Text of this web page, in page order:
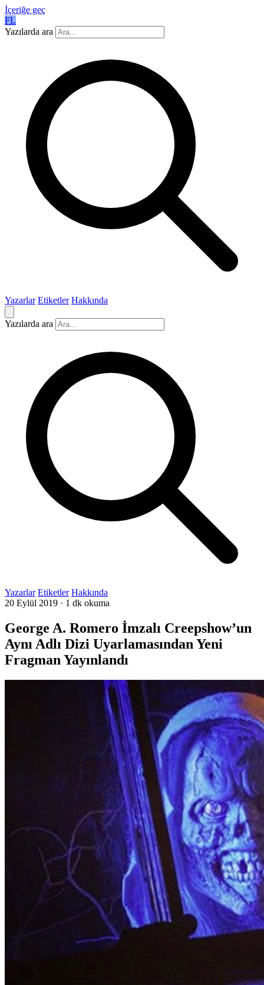
İçeriğe geç
FL
Yazılarda ara
Yazarlar Etiketler Hakkında
Yazılarda ara
Yazarlar Etiketler Hakkında
20 Eylül 2019 · 1 dk okuma
George A. Romero İmzalı Creepshow’un
Aynı Adlı Dizi Uyarlamasından Yeni
Fragman Yayınlandı